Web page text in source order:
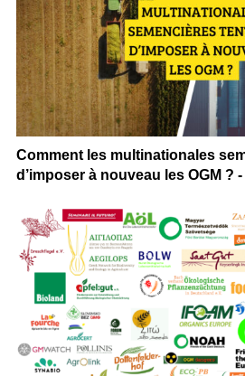
Comment les multinationales
d’imposer à nouveau les OGM ?